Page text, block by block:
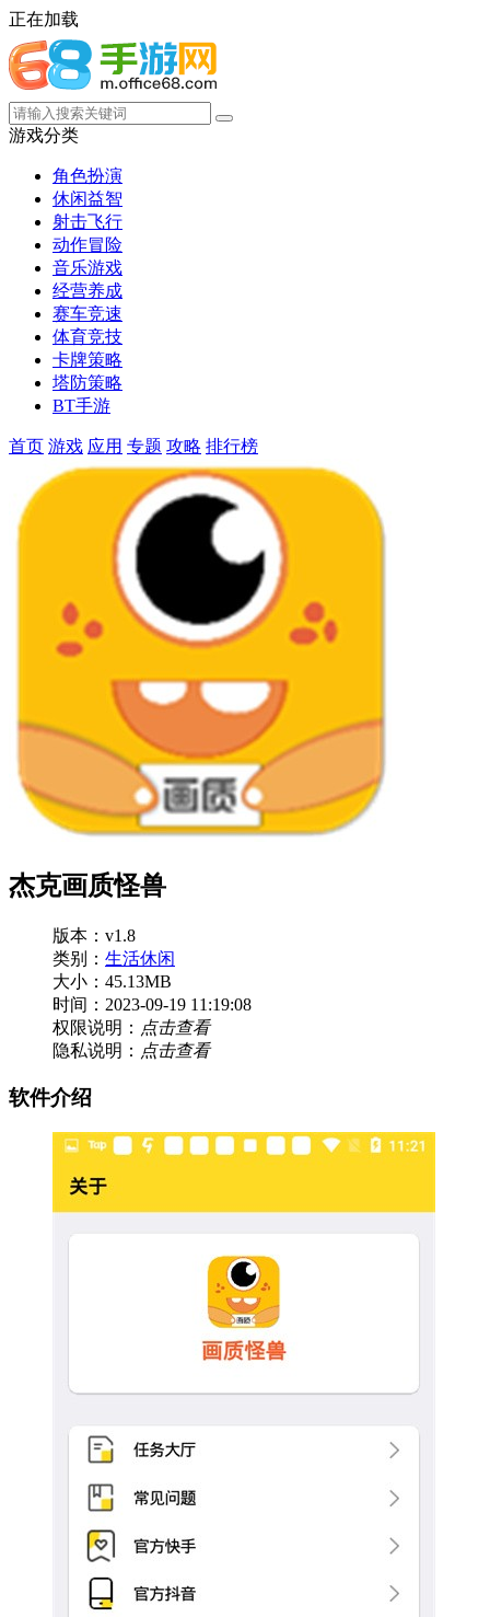
正在加载
游戏分类
角色扮演
休闲益智
射击飞行
动作冒险
音乐游戏
经营养成
赛车竞速
体育竞技
卡牌策略
塔防策略
BT手游
首页 游戏 应用 专题 攻略 排行榜
杰克画质怪兽
版本：v1.8
类别： 生活休闲
大小：45.13MB
时间：2023-09-19 11:19:08
权限说明： 点击查看
隐私说明： 点击查看
软件介绍